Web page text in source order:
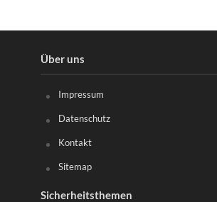
Über uns
Impressum
Datenschutz
Kontakt
Sitemap
Sicherheitsthemen